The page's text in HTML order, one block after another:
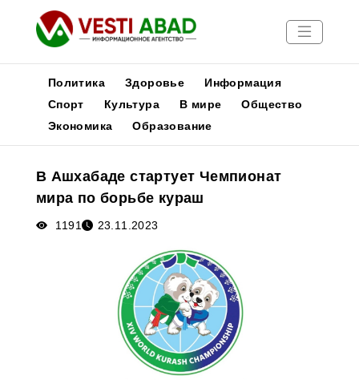
Новости
Медиа
Афиша
Политика Здоровье
Информация
Спорт
Культура В мире
Общество
Экономика
Образование
В Ашхабаде стартует Чемпионат
мира по борьбе кураш
1191 23.11.2023